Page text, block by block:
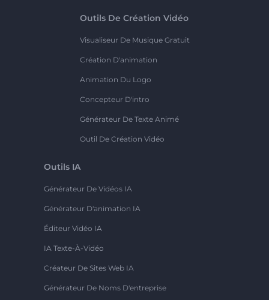
Outils De Création Vidéo
Visualiseur De Musique Gratuit
Création D'animation
Animation Du Logo
Concepteur D'intro
Générateur De Texte Animé
Outil De Création Vidéo
Outils IA
Générateur De Vidéos IA
Générateur D'animation IA
Éditeur Vidéo IA
IA Texte-À-Vidéo
Créateur De Sites Web IA
Générateur De Noms D'entreprise